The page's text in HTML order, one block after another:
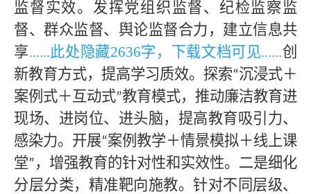
监督实效。发挥党组织监督、纪检监察监
督、群众监督、舆论监督合力，建立信息共
享......此处隐藏2636字，下载文档可见......创
新教育方式，提高学习质效。探索“沉浸式＋
案例式＋互动式”教育模式，推动廉洁教育进
现场、进岗位、进头脑，提高教育吸引力、
感染力。开展“案例教学＋情景模拟＋线上课
堂”，增强教育的针对性和实效性。二是细化
分层分类，精准靶向施教。针对不同层级、